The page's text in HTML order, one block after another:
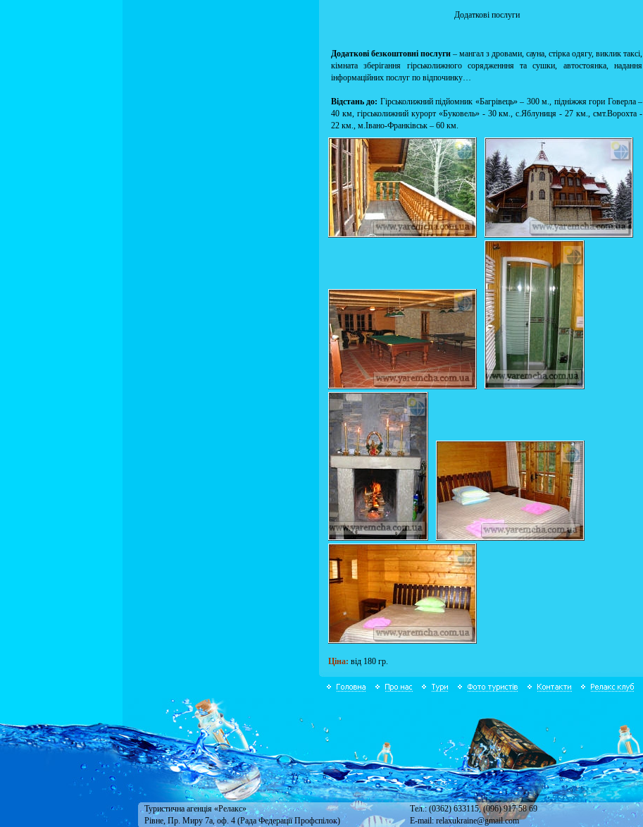
Додаткові послуги
Додаткові безкоштовні послуги – мангал з дровами, сауна, стірка одягу, виклик таксі,
кімната зберігання гірськолижного сорядженння та сушки, автостоянка, надання
інформаційних послуг по відпочинку…
Відстань до: Гірськолижний підйомник «Багрівець» – 300 м., підніжжя гори Говерла –
40 км, гірськолижний курорт «Буковель» - 30 км., с.Яблуниця - 27 км., смт.Ворохта -
22 км., м.Івано-Франківськ – 60 км.
Ціна: від 180 гр.
Туристична агенція «Релакс»
Тел.: (0362) 633115, (096) 917 58 69
Рівне, Пр. Миру 7а, оф. 4 (Рада Федерації Профспілок)
E-mail: relaxukraine@gmail.com